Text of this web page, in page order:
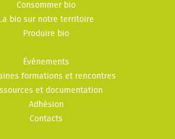
Consommer bio
La bio sur notre territoire
Produire bio
Événements
formations et rencontres
et documentation
Adhésion
Contacts